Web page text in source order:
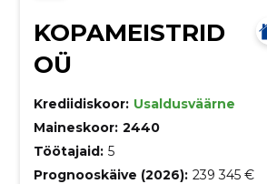
KOPAMEISTRID
OÜ
Krediidiskoor: Usaldusväärne
Maineskoor: 2440
Töötajaid: 5
Prognooskäive (2026): 239 345 €